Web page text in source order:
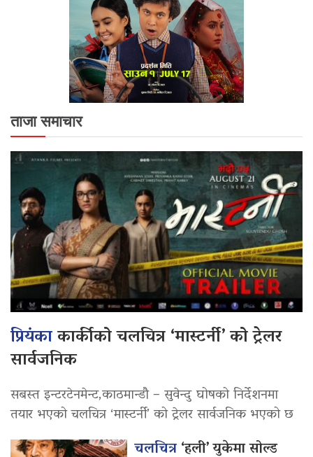
ताजा समाचार
प्रियंकाकार्कीको चलचित्र ‘मास्टर्नी’ को ट्रेलर
सार्वजनिक
सबस्त इन्टरटेनमेन्ट,काठमान्डौ – सुवेन्दु घोषको निर्देशनमा
तयार भएको चलचित्र ‘मास्टर्नी’ को ट्रेलर सार्वजनिक भएको छ
चलचित्र‘हली’ युकेमा सोल्ड